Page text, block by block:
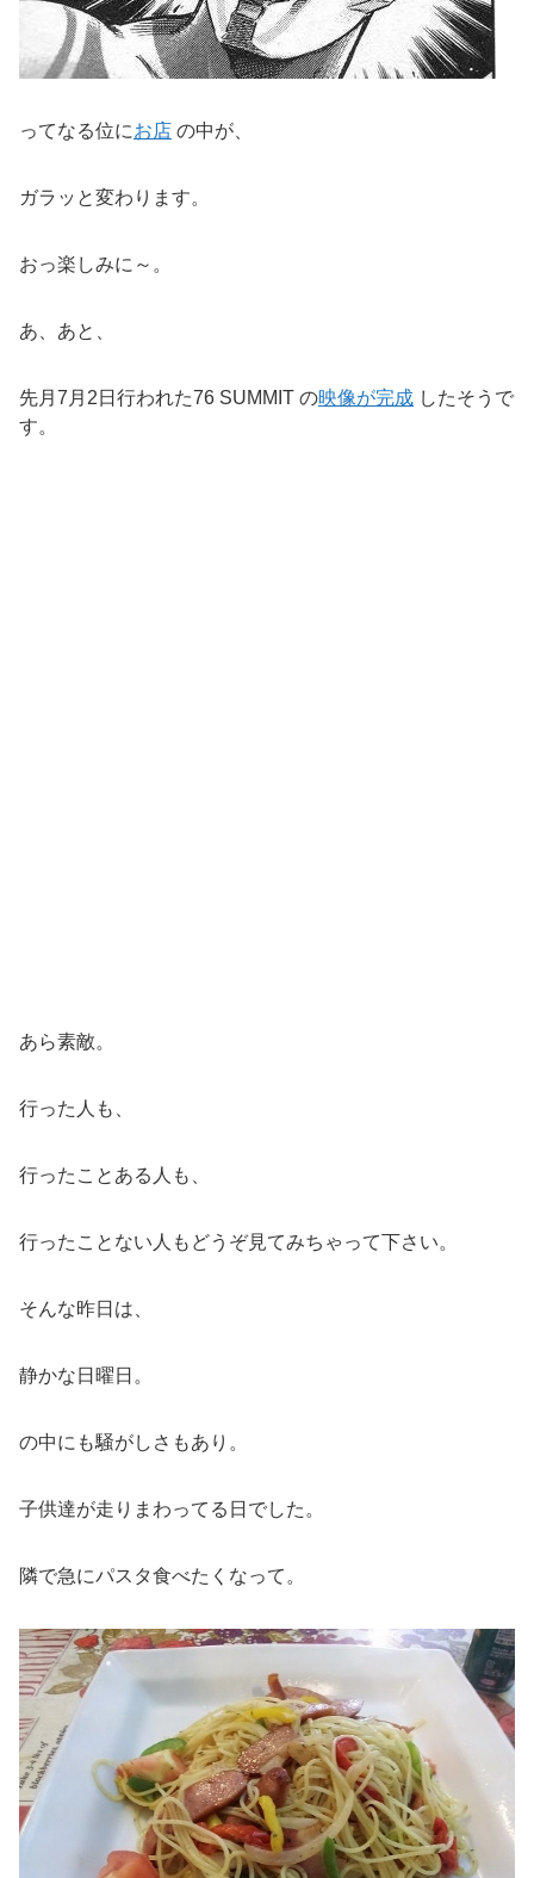
ってなる位にお店 の中が、
ガラッと変わります。
おっ楽しみに～。
あ、あと、
先月7月2日行われた76 SUMMIT の映像が完成 したそうで
す。
あら素敵。
行った人も、
行ったことある人も、
行ったことない人もどうぞ見てみちゃって下さい。
そんな昨日は、
静かな日曜日。
の中にも騒がしさもあり。
子供達が走りまわってる日でした。
隣で急にパスタ食べたくなって。